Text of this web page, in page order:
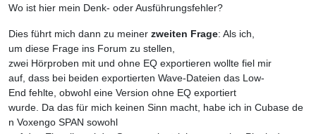
Wo ist hier mein Denk- oder Ausführungsfehler?
Dies führt mich dann zu meiner zweiten Frage: Als ich,
um diese Frage ins Forum zu stellen,
zwei Hörproben mit und ohne EQ exportieren wollte fiel mir
auf, dass bei beiden exportierten Wave-Dateien das Low-
End fehlte, obwohl eine Version ohne EQ exportiert
wurde. Da das für mich keinen Sinn macht, habe ich in Cubase de
n Voxengo SPAN sowohl